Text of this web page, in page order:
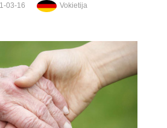
03-16 Vokietija